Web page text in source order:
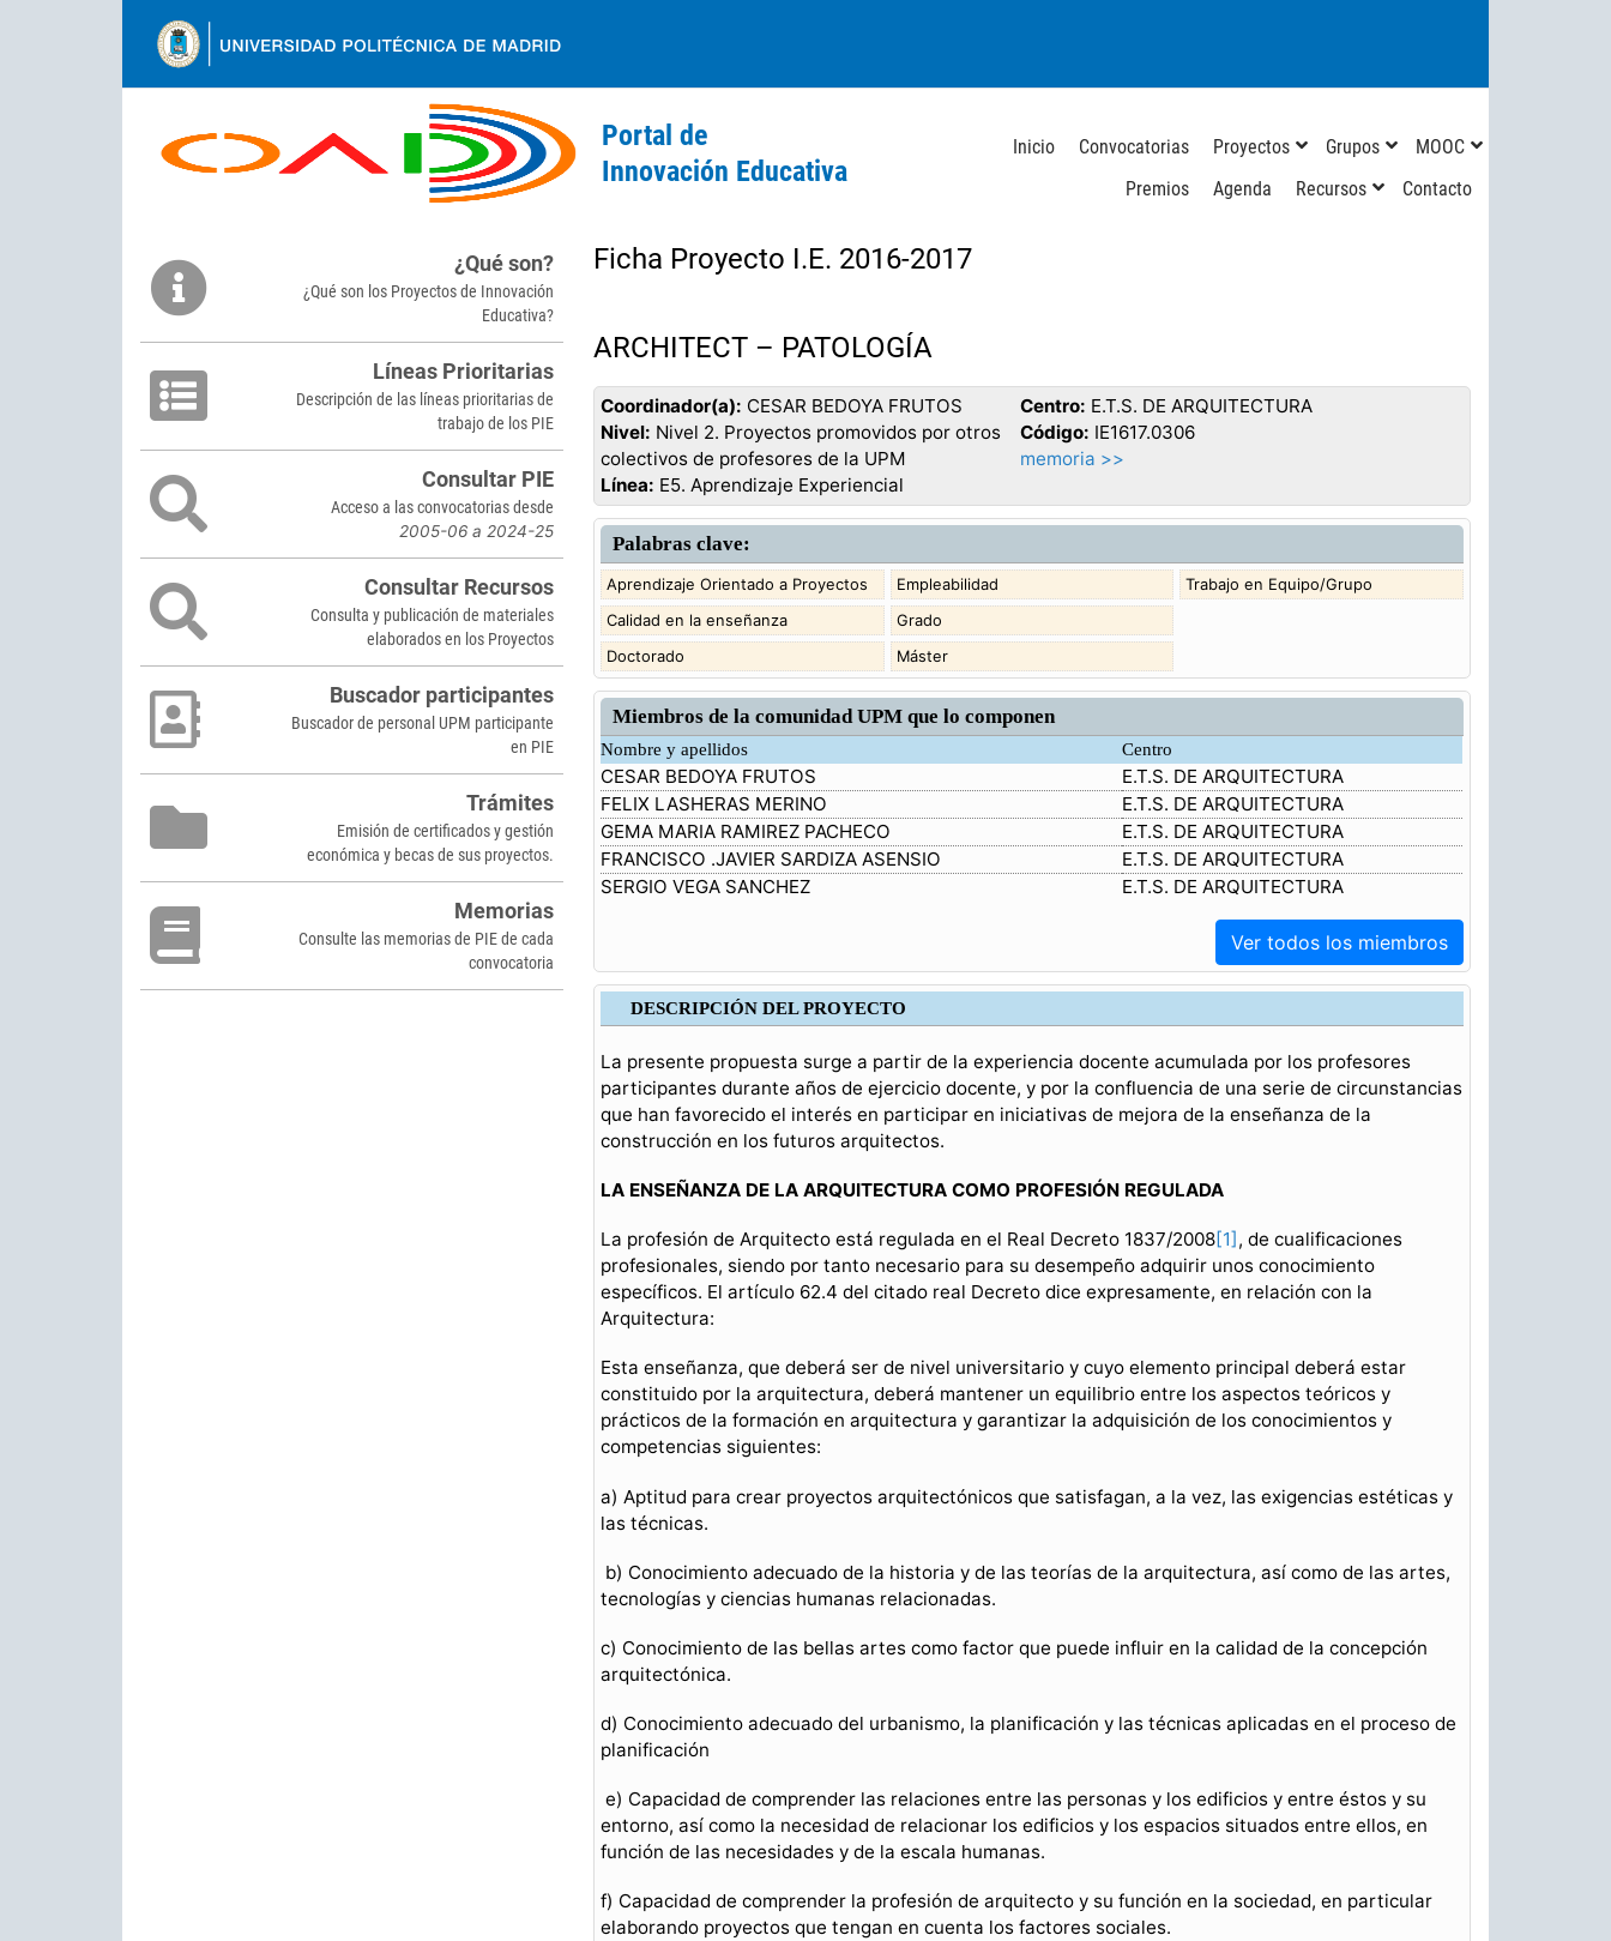
Inicio Convocatorias Proyectos Grupos
MOOC
Premios
Agenda Recursos Contacto
to
Ficha Proyecto I.E. 2016-2017
ARCHITECT – PATOLOGÍA
Coordinador(a): CESAR BEDOYA FRUTOS Centro: E.T.S. DE ARQUITECTURA
Nivel: Nivel 2. Proyectos promovidos por otros
colectivos de profesores de la UPM
Código: IE1617.0306
memoria >>
Línea: E5. Aprendizaje Experiencial
Palabras clave:
Aprendizaje Orientado a Proyectos
Calidad en la enseñanza
Doctorado
Empleabilidad
Grado
Máster
Trabajo en Equipo/Grupo
Miembros de la comunidad UPM que lo componen
Nombre y apellidos Centro
CESAR BEDOYA FRUTOS
E.T.S. DE ARQUITECTURA
FELIX LASHERAS MERINO
E.T.S. DE ARQUITECTURA
GEMA MARIA RAMIREZ PACHECO
E.T.S. DE ARQUITECTURA
FRANCISCO .JAVIER SARDIZA ASENSIO
E.T.S. DE ARQUITECTURA
SERGIO VEGA SANCHEZ
E.T.S. DE ARQUITECTURA
Ver todos los miembros
DESCRIPCIÓN DEL PROYECTO
La presente propuesta surge a partir de la experiencia docente acumulada por los profesores
participantes durante años de ejercicio docente, y por la confluencia de una serie de circunstancias
que han favorecido el interés en participar en iniciativas de mejora de la enseñanza de la
construcción en los futuros arquitectos.
LA ENSEÑANZA DE LA ARQUITECTURA COMO PROFESIÓN REGULADA
La profesión de Arquitecto está regulada en el Real Decreto 1837/2008[1] , de cualificaciones
profesionales, siendo por tanto necesario para su desempeño adquirir unos conocimiento
específicos. El artículo 62.4 del citado real Decreto dice expresamente, en relación con la
Arquitectura:
Esta enseñanza, que deberá ser de nivel universitario y cuyo elemento principal deberá estar
constituido por la arquitectura, deberá mantener un equilibrio entre los aspectos teóricos y
prácticos de la formación en arquitectura y garantizar la adquisición de los conocimientos y
competencias siguientes:
a) Aptitud para crear proyectos arquitectónicos que satisfagan, a la vez, las exigencias estéticas y
las técnicas.
b) Conocimiento adecuado de la historia y de las teorías de la arquitectura, así como de las artes,
tecnologías y ciencias humanas relacionadas.
c) Conocimiento de las bellas artes como factor que puede influir en la calidad de la concepción
arquitectónica.
d) Conocimiento adecuado del urbanismo, la planificación y las técnicas aplicadas en el proceso de
planificación
e) Capacidad de comprender las relaciones entre las personas y los edificios y entre éstos y su
entorno, así como la necesidad de relacionar los edificios y los espacios situados entre ellos, en
función de las necesidades y de la escala humanas.
f) Capacidad de comprender la profesión de arquitecto y su función en la sociedad, en particular
elaborando proyectos que tengan en cuenta los factores sociales.
top
¿Qué son?
¿Qué son los Proyectos de Innovación
Educativa?
Líneas Prioritarias
Descripción de las líneas prioritarias de
trabajo de los PIE
Consultar PIE
Acceso a las convocatorias desde
2005-06 a 2024-25
Consultar Recursos
Consulta y publicación de materiales
elaborados en los Proyectos
Buscador participantes
Buscador de personal UPM participante
en PIE
Trámites
Emisión de certificados y gestión
económica y becas de sus proyectos.
Memorias
Consulte las memorias de PIE de cada
convocatoria